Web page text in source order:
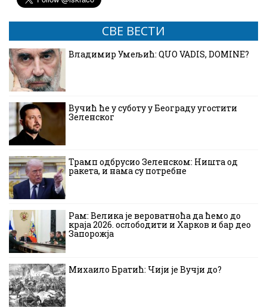
СВЕ ВЕСТИ
Владимир Умељић: QUO VADIS, DOMINE?
Вучић ће у суботу у Београду угостити
Зеленског
Трамп одбрусио Зеленском: Ништа од
ракета, и нама су потребне
Рам: Велика је вероватноћа да ћемо до
краја 2026. ослободити и Харков и бар део
Запорожја
Михаило Братић: Чији је Вучји до?